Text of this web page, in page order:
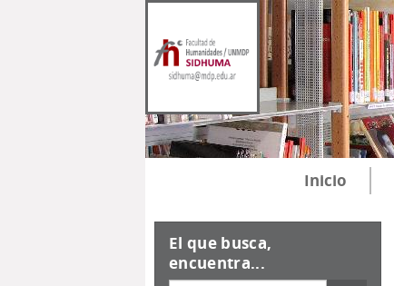
Inicio
El que busca,
encuentra...